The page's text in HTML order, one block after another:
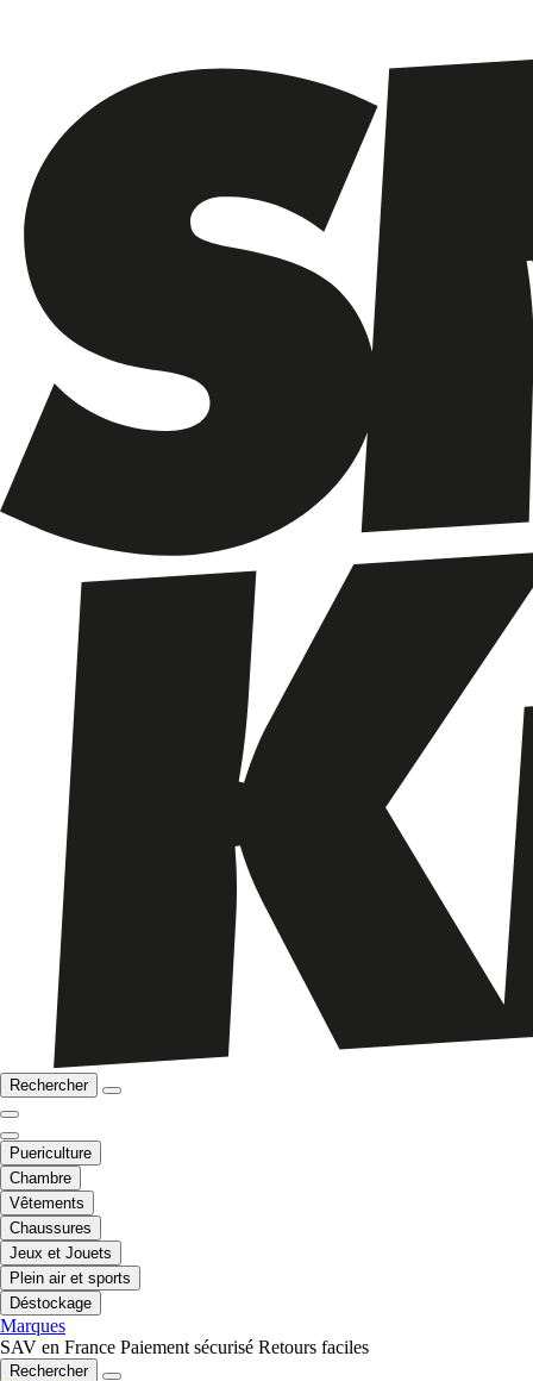
Rechercher
Puericulture
Chambre
Vêtements
Chaussures
Jeux et Jouets
Plein air et sports
Déstockage
Marques
SAV en France Paiement sécurisé Retours faciles
Rechercher